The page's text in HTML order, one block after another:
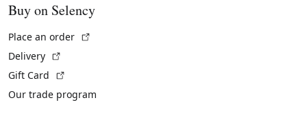
Buy on Selency
Place an order
Delivery
Gift Card
Our trade program